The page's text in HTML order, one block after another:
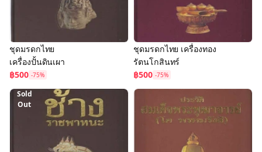
ชุดมรดกไทย
เครื่องปั้นดินเผา
฿500 -75%
ชุดมรดกไทย เครื่องทอง
รัตนโกสินทร์
฿500 -75%
Sold
Out